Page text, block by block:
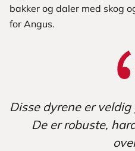
bakker og daler med skog
for Angus.
Disse dyrene er
De er robuste,